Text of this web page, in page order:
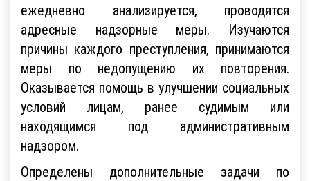
ежедневно анализируется, проводятся
адресные надзорные меры. Изучаются
причины каждого преступления, принимаются
меры по недопущению их повторения.
Оказывается помощь в улучшении социальных
условий лицам, ранее судимым или
находящимся под административным
надзором.
Определены дополнительные задачи по